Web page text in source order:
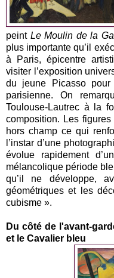
peint Le Moulin de la
plus importante qu’il
à Paris, épicentre
visiter l’exposition
du jeune Picasso pour
parisienne. On
Toulouse-Lautrec à la
composition. Les
hors champ ce qui
l’instar d’une
évolue rapidement
mélancolique période
qu’il ne développe,
géométriques et les
cubisme ».
Du côté de l'avant-
et le Cavalier bleu